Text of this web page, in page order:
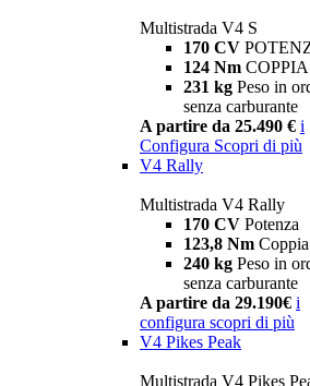
Multistrada V4 S
170 CV
124 Nm COPPIA
231 kg Peso in
senza carburante
A partire da 25.490 € i
Configura Scopri di più
V4 Rally
Multistrada V4 Rally
170 CV Potenza
123,8 Nm Coppia
240 kg Peso in
senza carburante
A partire da 29.190€ i
configura scopri di più
V4 Pikes Peak
Multistrada V4 Pikes